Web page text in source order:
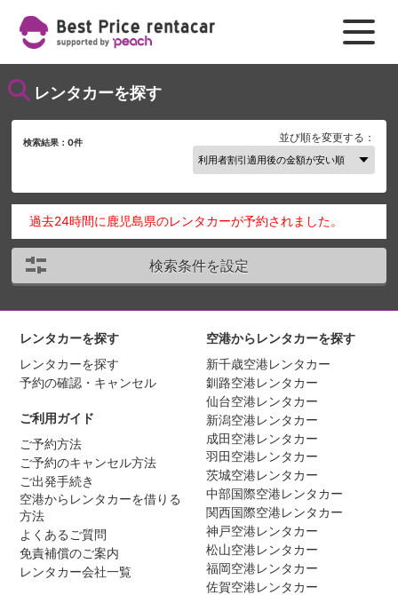
レンタカーを探す
検索結果：0件 並び順を変更する：
過去24時間に鹿児島県のレンタカーが予約されました。
検索条件を設定
レンタカーを探す
レンタカーを探す
予約の確認・キャンセル
ご利用ガイド
ご予約方法
ご予約のキャンセル方法
ご出発手続き
空港からレンタカーを借りる
方法
よくあるご質問
免責補償のご案内
レンタカー会社一覧
空港からレンタカーを探す
新千歳空港レンタカー
釧路空港レンタカー
仙台空港レンタカー
新潟空港レンタカー
成田空港レンタカー
羽田空港レンタカー
茨城空港レンタカー
中部国際空港レンタカー
関西国際空港レンタカー
神戸空港レンタカー
松山空港レンタカー
福岡空港レンタカー
佐賀空港レンタカー